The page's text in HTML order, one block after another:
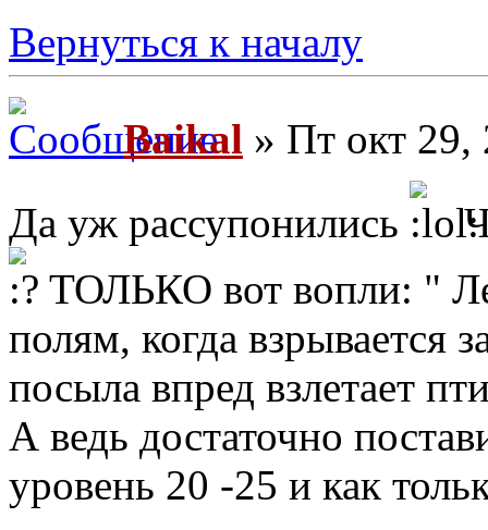
Вернуться к началу
Baikal » Пт окт 29,
Да уж рассупонились
ТОЛЬКО вот вопли: "
полям, когда взрывается
посыла впред взлетает
А ведь достаточно
уровень 20 -25 и как